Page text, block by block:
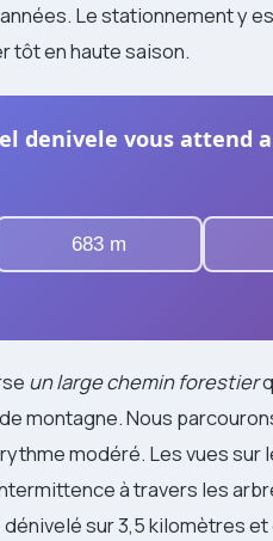
Le stationnement y
tôt en haute saison.
denivele vous attend
683 m
un large chemin forestier
montagne. Nous
modéré. Les vues sur
à travers les
sur 3,5 kilomètres